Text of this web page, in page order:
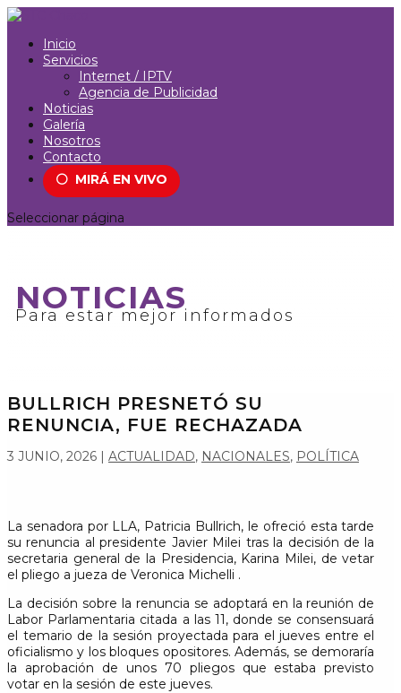
Inicio
Servicios
Internet / IPTV
Agencia de Publicidad
Noticias
Galería
Nosotros
Contacto
⚪ MIRÁ EN VIVO
Seleccionar página
NOTICIAS
Para estar mejor informados
BULLRICH PRESNETÓ SU
RENUNCIA, FUE RECHAZADA
3 JUNIO, 2026 | ACTUALIDAD, NACIONALES, POLÍTICA
La senadora por LLA, Patricia Bullrich, le ofreció esta tarde
su renuncia al presidente Javier Milei tras la decisión de la
secretaria general de la Presidencia, Karina Milei, de vetar
el pliego a jueza de Veronica Michelli .
La decisión sobre la renuncia se adoptará en la reunión de
Labor Parlamentaria citada a las 11, donde se consensuará
el temario de la sesión proyectada para el jueves entre el
oficialismo y los bloques opositores. Además, se demoraría
la aprobación de unos 70 pliegos que estaba previsto
votar en la sesión de este jueves.